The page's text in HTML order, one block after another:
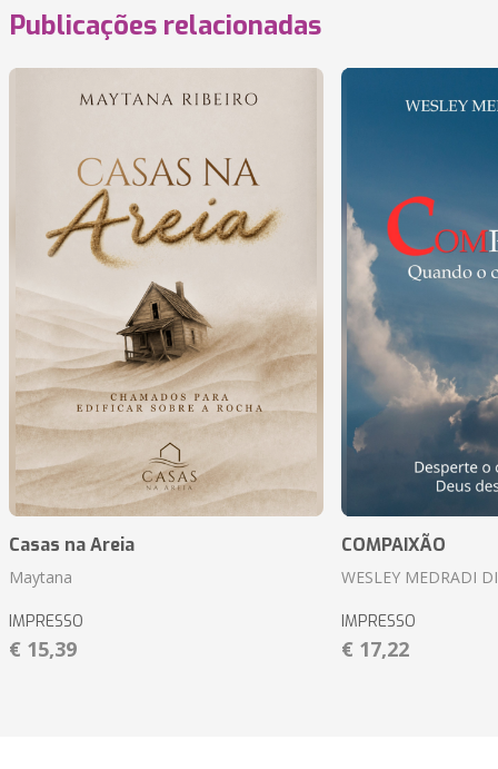
Publicações relacionadas
Casas na Areia
Maytana
IMPRESSO
€ 15,39
COMPAIXÃO
WESLEY MEDRADI
IMPRESSO
€ 17,22